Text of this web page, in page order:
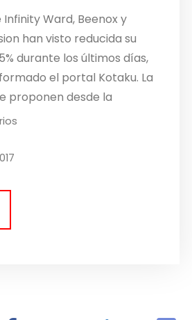
Infinity Ward, Beenox y
han visto reducida su
durante los últimos días,
el portal Kotaku. La
proponen desde la
están tratando de
acelerada hacia
por ello, necesitan